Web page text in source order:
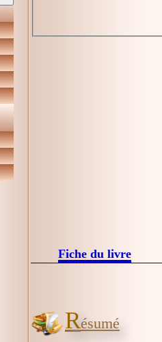
Fiche du livre
Résumé